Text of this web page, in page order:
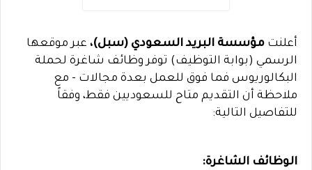
أعلنت مؤسسة البريد السعودي (سبل)، عبر موقعها
الرسمي (بوابة التوظيف) توفر وظائف شاغرة لحملة
البكالوريوس فما فوق للعمل بعدة مجالات - مع
ملاحظة أن التقديم متاح للسعوديين فقط، وفقاً
للتفاصيل التالية:
الوظائف الشاغرة: